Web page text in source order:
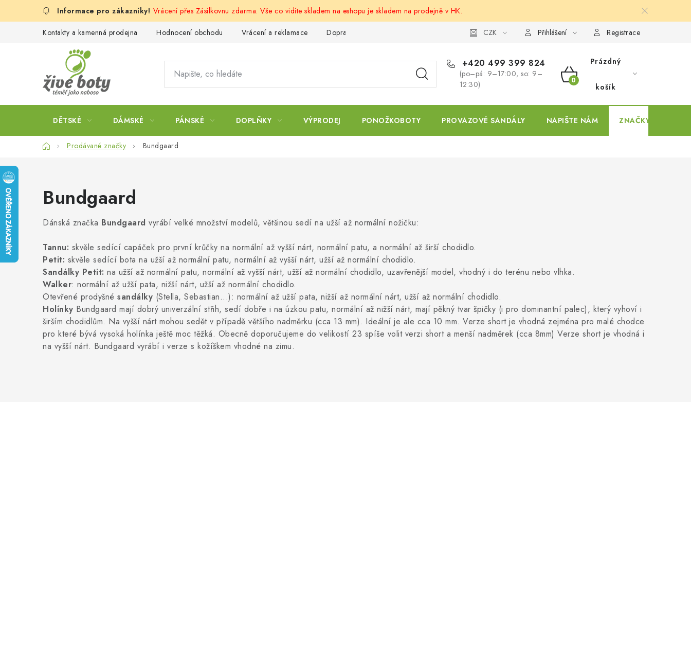
Vrácení přes Zásilkovnu zdarma. Vše co vidíte skladem na eshopu je skladem na prodejně v HK.
Kontakty a kamenná prodejna Hodnocení obchodu Vrácení a reklamace Doprava a platba CZK Přihlášení Registrace
+420 499 399 824
(po–pá: 9–17:00, so: 9–
12:30)
NÁKUPNÍ
KOŠÍK
Prázdný
košík
DĚTSKÉ DÁMSKÉ PÁNSKÉ DOPLŇKY VÝPRODEJ PONOŽKOBOTY PROVAZOVÉ SANDÁLY NAPIŠTE NÁM ZNAČKY
DomůProdávané značky Bundgaard
Bundgaard
Dánská značka Bundgaard vyrábí velké množství modelů, většinou sedí na užší až normální nožičku:
Tannu: skvěle sedící capáček pro první krůčky na normální až vyšší nárt, normální patu, a normální až širší chodidlo.
Petit: skvěle sedící bota na užší až normální patu, normální až vyšší nárt, užší až normální chodidlo.
Sandálky Petit: na užší až normální patu, normální až vyšší nárt, užší až normální chodidlo, uzavřenější model, vhodný i do terénu nebo vlhka.
Walker: normální až užší pata, nižší nárt, užší až normální chodidlo.
Otevřené prodyšné sandálky (Stella, Sebastian...): normální až užší pata, nižší až normální nárt, užší až normální chodidlo.
Holínky Bundgaard mají dobrý univerzální střih, sedí dobře i na úzkou patu, normální až nižší nárt, mají pěkný tvar špičky (i pro dominantní palec), který vyhoví i
širším chodidlům. Na vyšší nárt mohou sedět v případě většího nadměrku (cca 13 mm). Ideální je ale cca 10 mm. Verze short je vhodná zejména pro malé chodce
pro které bývá vysoká holínka ještě moc těžká. Obecně doporučujeme do velikostí 23 spíše volit verzi short a menší nadměrek (cca 8mm) Verze short je vhodná i
na vyšší nárt. Bundgaard vyrábí i verze s kožíškem vhodné na zimu.